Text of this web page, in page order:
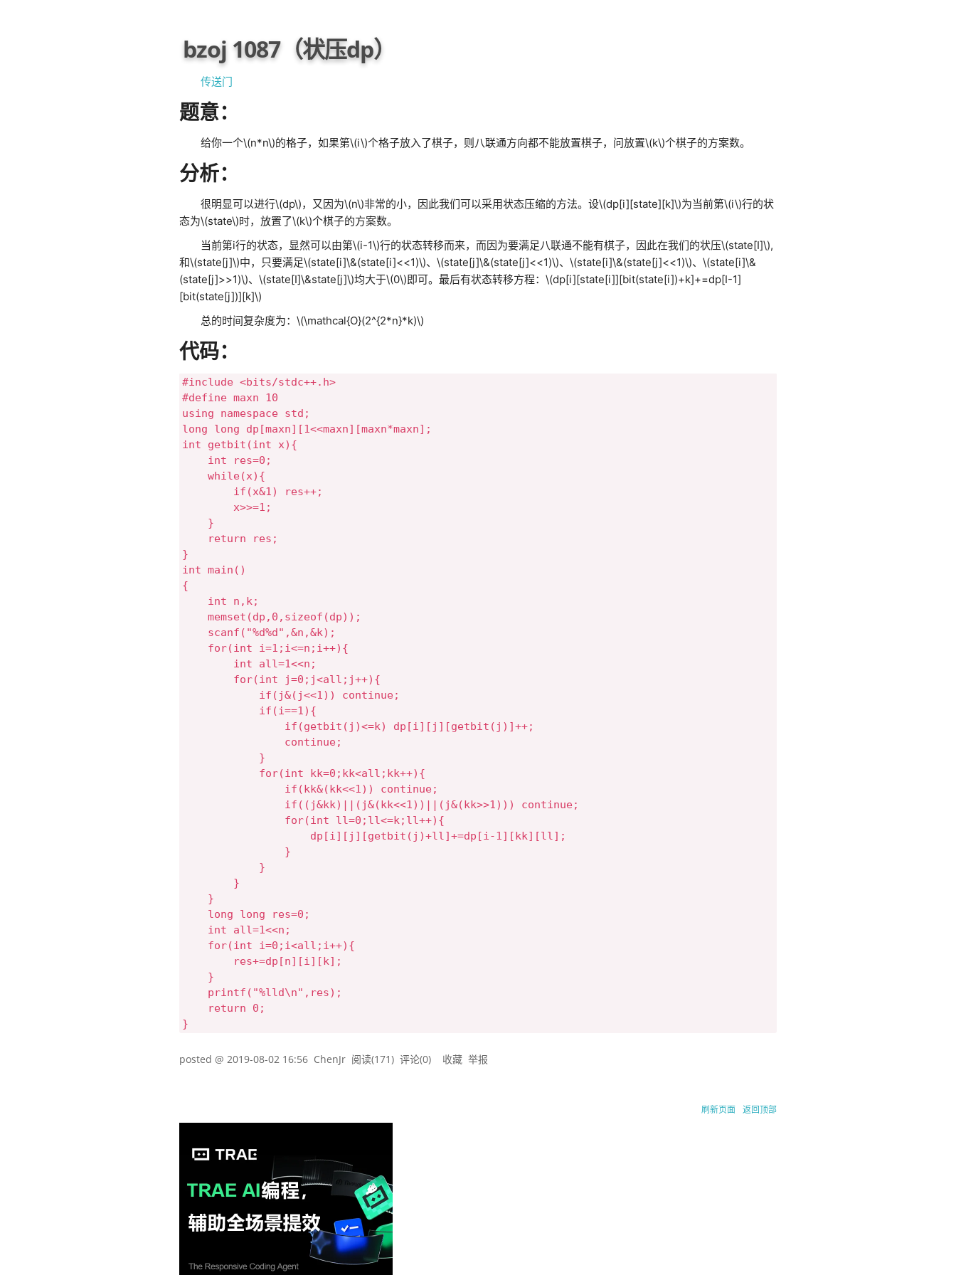
bzoj 1087（状压dp）
传送门
题意：
给你一个\(n*n\)的格子，如果第\(i\)个格子放入了棋子，则八联通方向都不能放置棋子，问放置\(k\)个棋子的方案数。
分析：
很明显可以进行\(dp\)，又因为\(n\)非常的小，因此我们可以采用状态压缩的方法。设\(dp[i][state][k]\)为当前第\(i\)行的状
态为\(state\)时，放置了\(k\)个棋子的方案数。
当前第i行的状态，显然可以由第\(i-1\)行的状态转移而来，而因为要满足八联通不能有棋子，因此在我们的状压\(state[I]\),
和\(state[j]\)中，只要满足\(state[i]\&(state[i]<<1)\)、 \(state[j]\&(state[j]<<1)\)、 \(state[i]\&(state[j]<<1)\)、 \(state[i]\&
(state[j]>>1)\)、 \(state[I]\&state[j]\)均大于\(0\)即可。最后有状态转移方程： \(dp[i][state[i]][bit(state[i])+k]+=dp[I-1]
[bit(state[j])][k]\)
总的时间复杂度为： \(\mathcal{O}(2^{2*n}*k)\)
代码：
#include <bits/stdc++.h>
#define maxn 10
using namespace std;
long long dp[maxn][1<<maxn][maxn*maxn];
int getbit(int x){
    int res=0;
    while(x){
        if(x&1) res++;
        x>>=1;
    }
    return res;
}
int main()
{
    int n,k;
    memset(dp,0,sizeof(dp));
    scanf("%d%d",&n,&k);
    for(int i=1;i<=n;i++){
        int all=1<<n;
        for(int j=0;j<all;j++){
            if(j&(j<<1)) continue;
            if(i==1){
                if(getbit(j)<=k) dp[i][j][getbit(j)]++;
                continue;
            }
            for(int kk=0;kk<all;kk++){
                if(kk&(kk<<1)) continue;
                if((j&kk)||(j&(kk<<1))||(j&(kk>>1))) continue;
                for(int ll=0;ll<=k;ll++){
                    dp[i][j][getbit(j)+ll]+=dp[i-1][kk][ll];
                }
            }
        }
    }
    long long res=0;
    int all=1<<n;
    for(int i=0;i<all;i++){
        res+=dp[n][i][k];
    }
    printf("%lld\n",res);
    return 0;
posted @ 2019-08-02 16:56 ChenJr 阅读(171) 评论(0) 收藏 举报
刷新页面 返回顶部